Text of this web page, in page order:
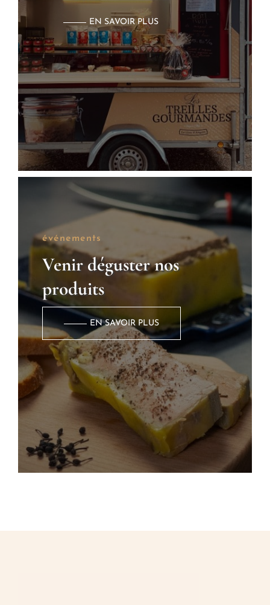
EN SAVOIR PLUS
événements
Venir déguster nos
produits
EN SAVOIR PLUS